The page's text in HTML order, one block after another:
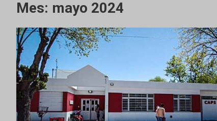
Mes: mayo 2024